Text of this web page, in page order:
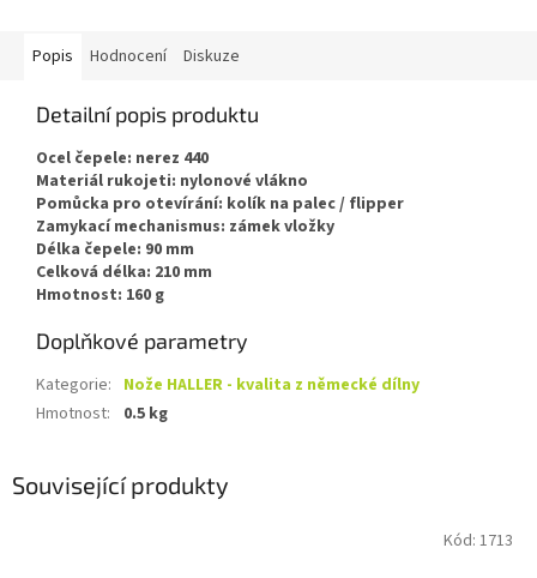
Popis Hodnocení Diskuze
Detailní popis produktu
Ocel čepele: nerez 440
Materiál rukojeti: nylonové vlákno
Pomůcka pro otevírání: kolík na palec / flipper
Zamykací mechanismus: zámek vložky
Délka čepele: 90 mm
Celková délka: 210 mm
Hmotnost: 160 g
Doplňkové parametry
Kategorie: Nože HALLER - kvalita z německé dílny
Hmotnost: 0.5 kg
Související produkty
Kód: 1713